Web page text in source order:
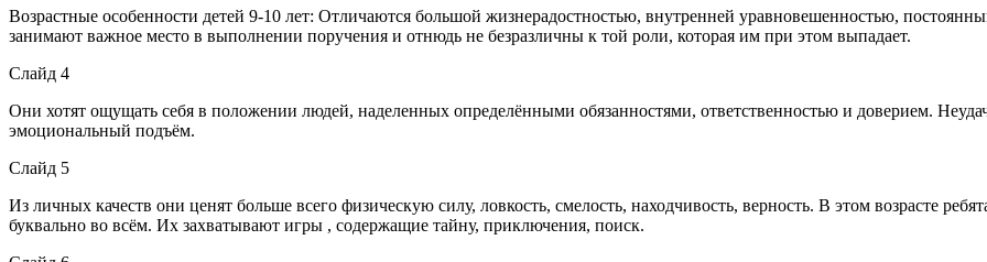
Возрастные особенности детей 9-10 лет: Отличаются большой жизнерадостностью, внутренней уравновешенностью,
занимают важное место в выполнении поручения и отнюдь не безразличны к той роли, которая им при этом выпадает.
Слайд 4
Они хотят ощущать себя в положении людей, наделенных определёнными обязанностями, ответственностью и доверием.
эмоциональный подъём.
Слайд 5
Из личных качеств они ценят больше всего физическую силу, ловкость, смелость, находчивость, верность. В этом возрасте
буквально во всём. Их захватывают игры , содержащие тайну, приключения, поиск.